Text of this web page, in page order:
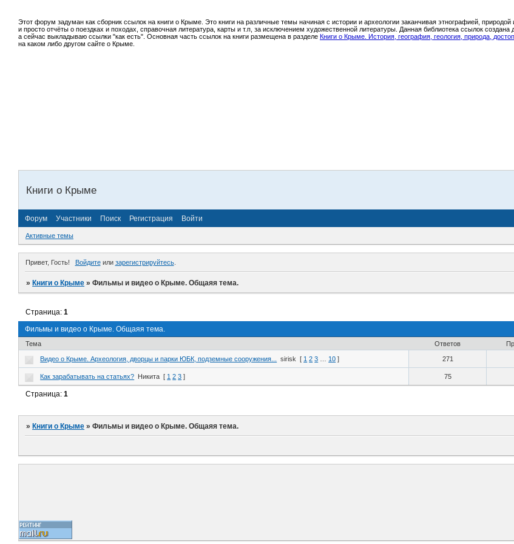
Этот форум задуман как сборник ссылок на книги о Крыме. Это книги на различные темы начиная с истории и археологии заканчивая этнографией,
и просто отчёты о поездках и походах, справочная литература, карты и т.п, за исключением художественной литературы. Данная библиотека ссылок
а сейчас выкладываю ссылки "как есть". Основная часть ссылок на книги размещена в разделе Книги о Крыме. История, география, геология, природа,
на каком либо другом сайте о Крыме.
Книги о Крыме
Форум Участники Поиск Регистрация Войти
Активные темы
Привет, Гость! Войдитеили зарегистрируйтесь.
»Книги о Крыме »Фильмы и видео о Крыме. Общаяя тема.
Фильмы и видео о Крыме. Общаяя тема.
Страница:1
Тема Ответов
Видео о Крыме. Археология, дворцы и парки ЮБК, подземные сооружения... sirisk [ 1 2 3 10 ] 271
Как зарабатывать на статьях? Никита [ 1 2 3 ] 75
Страница:1
»Книги о Крыме »Фильмы и видео о Крыме. Общаяя тема.